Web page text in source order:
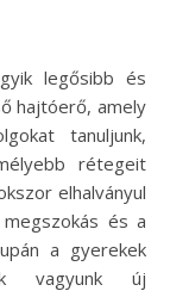
hajtóerő, amely
tanuljunk,
rétegeit
elhalványul
és a
a gyerekek
vagyunk új